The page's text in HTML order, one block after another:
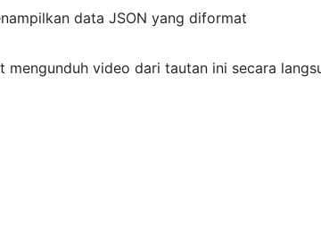
data JSON yang diformat
video dari tautan ini secara